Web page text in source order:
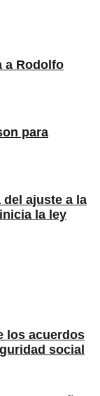
a Rodolfo
para
ajuste a la
la ley
los acuerdos
social